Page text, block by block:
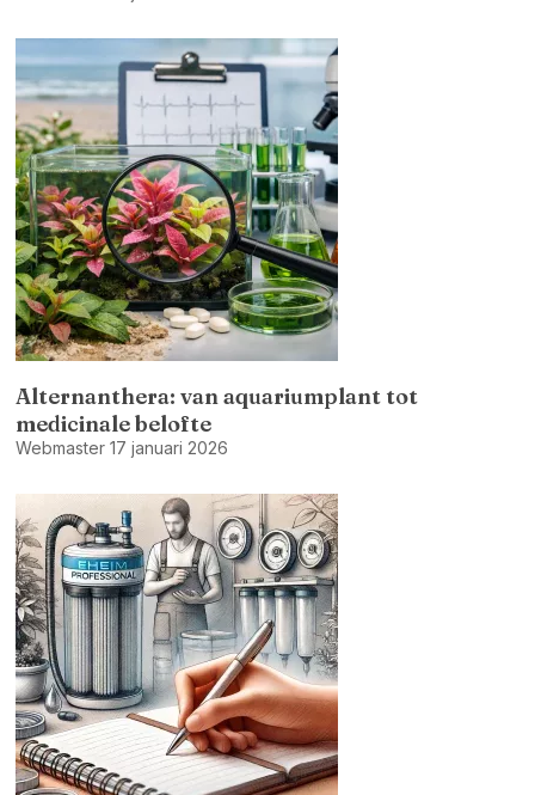
Alternanthera: van aquariumplant tot
medicinale belofte
Webmaster 17 januari 2026